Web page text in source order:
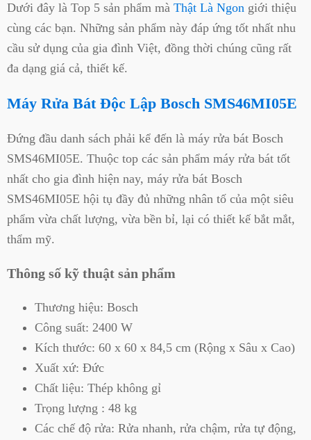
Dưới đây là Top 5 sản phẩm mà Thật Là Ngon giới thiệu
cùng các bạn. Những sản phẩm này đáp ứng tốt nhất nhu
cầu sử dụng của gia đình Việt, đồng thời chúng cũng rất
đa dạng giá cả, thiết kế.
Máy Rửa Bát Độc Lập Bosch SMS46MI05E
Đứng đầu danh sách phải kể đến là máy rửa bát Bosch
SMS46MI05E. Thuộc top các sản phẩm máy rửa bát tốt
nhất cho gia đình hiện nay, máy rửa bát Bosch
SMS46MI05E hội tụ đầy đủ những nhân tố của một siêu
phẩm vừa chất lượng, vừa bền bỉ, lại có thiết kế bắt mắt,
thẩm mỹ.
Thông số kỹ thuật sản phẩm
Thương hiệu: Bosch
Công suất: 2400 W
Kích thước: 60 x 60 x 84,5 cm (Rộng x Sâu x Cao)
Xuất xứ: Đức
Chất liệu: Thép không gỉ
Trọng lượng : 48 kg
Các chế độ rửa: Rửa nhanh, rửa chậm, rửa tự động,